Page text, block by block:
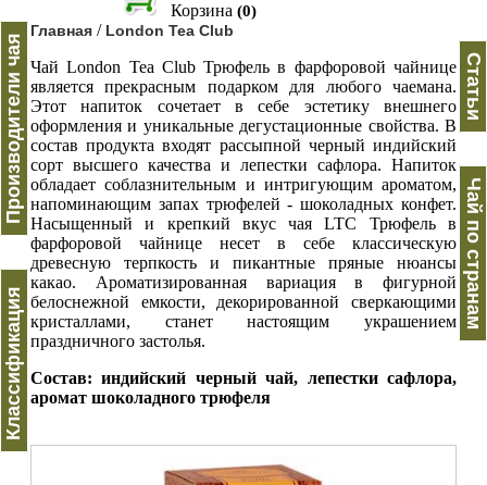
Корзина (0)
Производители чая
Классификация
Главная / London Tea Club
Чай Lоndon Tea Club Трюфель в фарфоровой чайнице
является прекрасным подарком для любого чаемана.
Этот напиток сочетает в себе эстетику внешнего
оформления и уникальные дегустационные свойства. В
состав продукта входят рассыпной черный индийский
сорт высшего качества и лепестки сафлора. Напиток
обладает соблазнительным и интригующим ароматом,
напоминающим запах трюфелей - шоколадных конфет.
Насыщенный и крепкий вкус чая LTC Трюфель в
фарфоровой чайнице несет в себе классическую
древесную терпкость и пикантные пряные нюансы
какао. Ароматизированная вариация в фигурной
белоснежной емкости, декорированной сверкающими
кристаллами, станет настоящим украшением
праздничного застолья.
Состав: индийский черный чай, лепестки сафлора,
аромат шоколадного трюфеля
Статьи
Чай по странам